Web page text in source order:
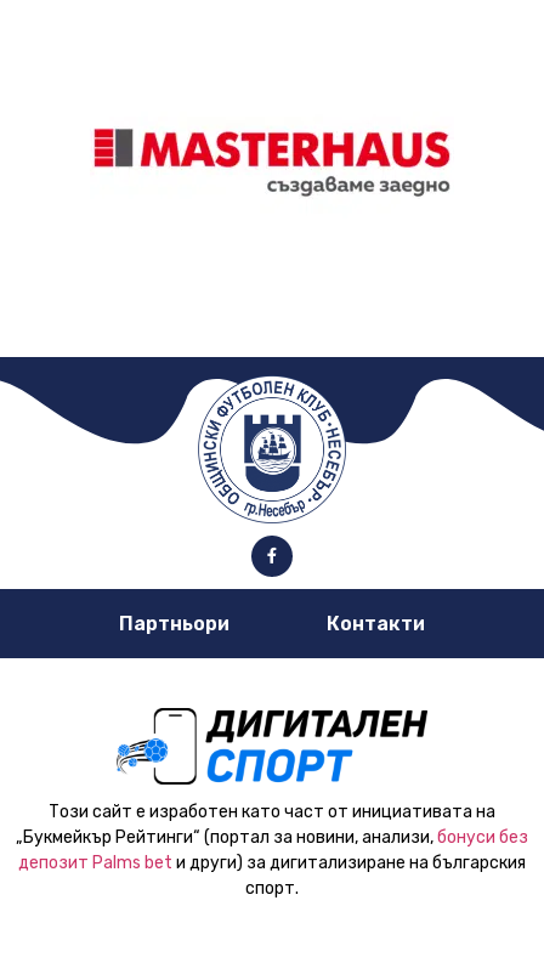
Партньори Контакти
Този сайт е изработен като част от инициативата на
„Букмейкър Рейтинги“ (портал за новини, анализи,бонуси без
депозит Palms bet и други) за дигитализиране на българския
спорт.